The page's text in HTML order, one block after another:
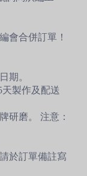
會合併訂單！
期。
製作及配送
研磨。 注意：
於訂單備註寫